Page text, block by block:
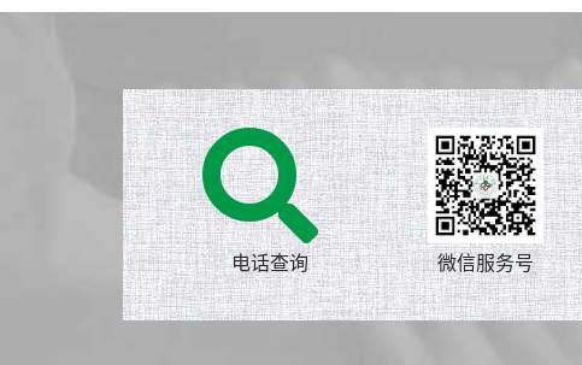
电话查询 微信服务号